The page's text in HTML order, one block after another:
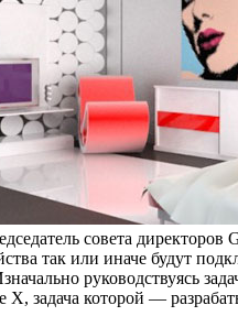
совета
так или иначе будут
руководствуясь
X, задача которой —